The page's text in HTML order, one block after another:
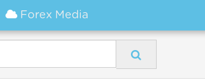
Forex Media